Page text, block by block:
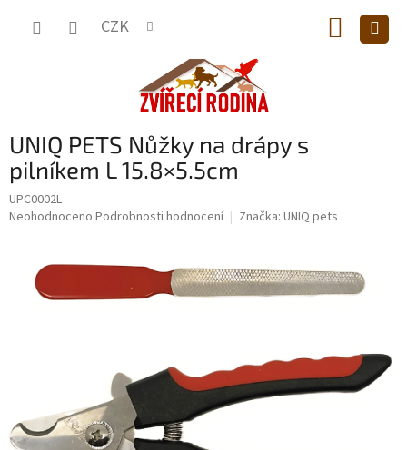
CZK
KOŠÍK
UNIQ PETS Nůžky na drápy s
pilníkem L 15.8×5.5cm
UPC0002L
Průměrné
Neohodnoceno Podrobnosti hodnocení Značka: UNIQ pets